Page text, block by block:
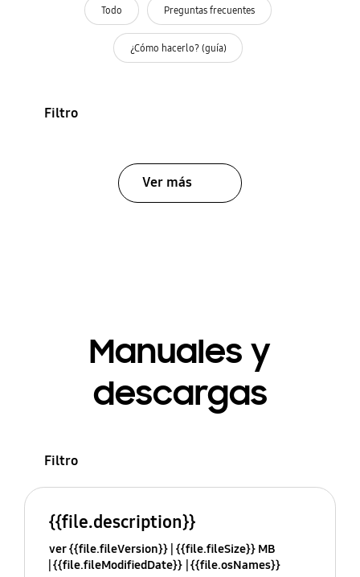
Todo Preguntas frecuentes
¿Cómo hacerlo? (guía)
Filtro
Ver más
Manuales y
descargas
Filtro
{{file.description}}
ver {{file.fileVersion}} {{file.fileSize}} MB
{{file.fileModifiedDate}} {{file.osNames}}